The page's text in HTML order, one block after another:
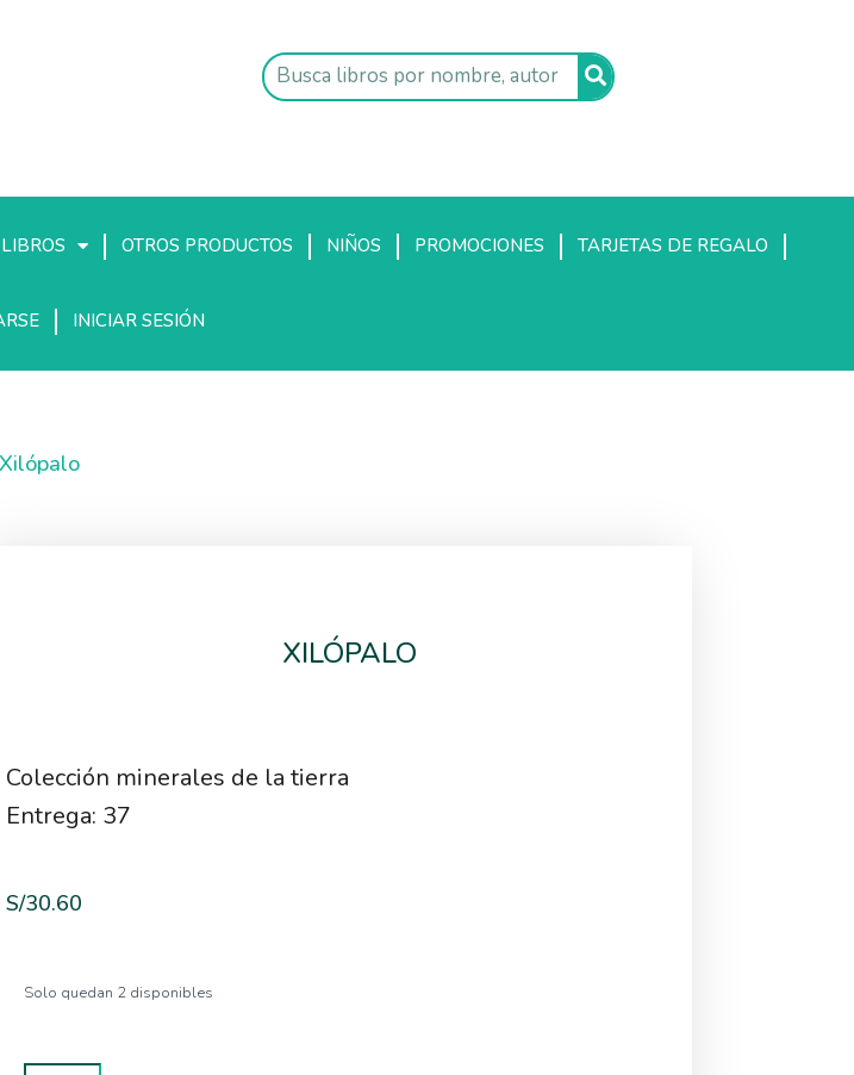
OTROS PRODUCTOS NIÑOS PROMOCIONES TARJETAS DE REGALO
INICIAR SESIÓN
XILÓPALO
Colección minerales de la tierra
Entrega: 37
S/30.60
Solo quedan 2 disponibles